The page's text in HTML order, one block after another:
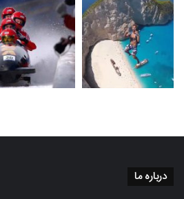
درباره ما